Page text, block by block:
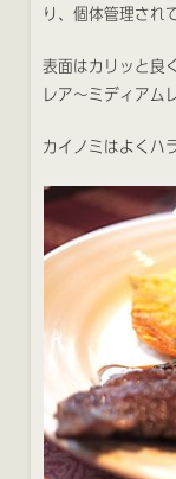
り、個体管理され
表面はカリッと良
レア〜ミディアム
カイノミはよくハ